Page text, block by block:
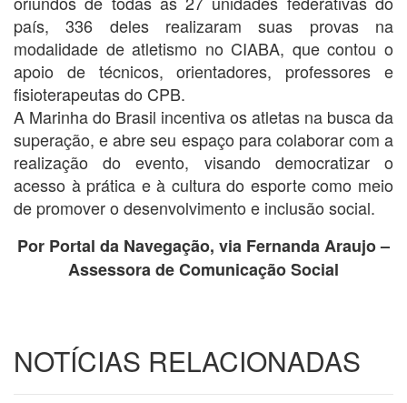
país, 336 deles realizaram suas provas na
modalidade de atletismo no CIABA, que contou o
apoio de técnicos, orientadores, professores e
fisioterapeutas do CPB.
A Marinha do Brasil incentiva os atletas na busca da
superação, e abre seu espaço para colaborar com a
realização do evento, visando democratizar o
acesso à prática e à cultura do esporte como meio
de promover o desenvolvimento e inclusão social.
Por Portal da Navegação, via Fernanda Araujo –
Assessora de Comunicação Social
NOTÍCIAS RELACIONADAS